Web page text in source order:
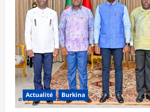
Actualité Burkina